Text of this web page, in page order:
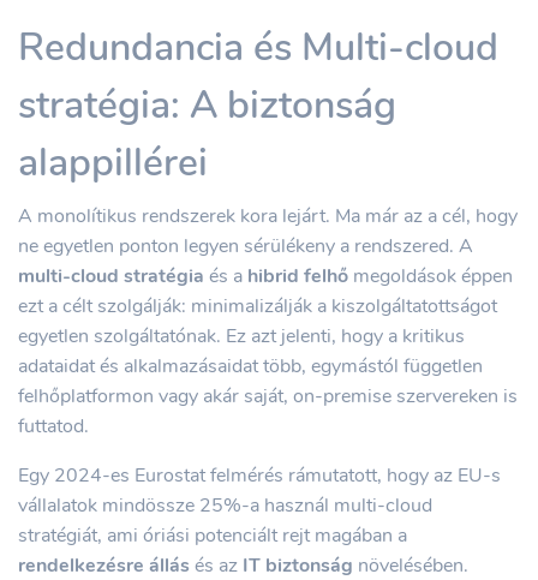
Redundancia és Multi-cloud
stratégia: A biztonság
alappillérei
A monolítikus rendszerek kora lejárt. Ma már az a cél, hogy
ne egyetlen ponton legyen sérülékeny a rendszered. A
multi-cloud stratégia és a hibrid felhő megoldások éppen
ezt a célt szolgálják: minimalizálják a kiszolgáltatottságot
egyetlen szolgáltatónak. Ez azt jelenti, hogy a kritikus
adataidat és alkalmazásaidat több, egymástól független
felhőplatformon vagy akár saját, on-premise szervereken is
futtatod.
Egy 2024-es Eurostat felmérés rámutatott, hogy az EU-s
vállalatok mindössze 25%-a használ multi-cloud
stratégiát, ami óriási potenciált rejt magában a
rendelkezésre állás és az IT biztonság növelésében.